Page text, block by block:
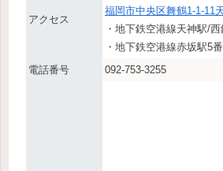
アクセス
福岡市中央区舞鶴1-1-11
・地下鉄空港線天神駅/
・地下鉄空港線赤坂駅5
電話番号
092-753-3255